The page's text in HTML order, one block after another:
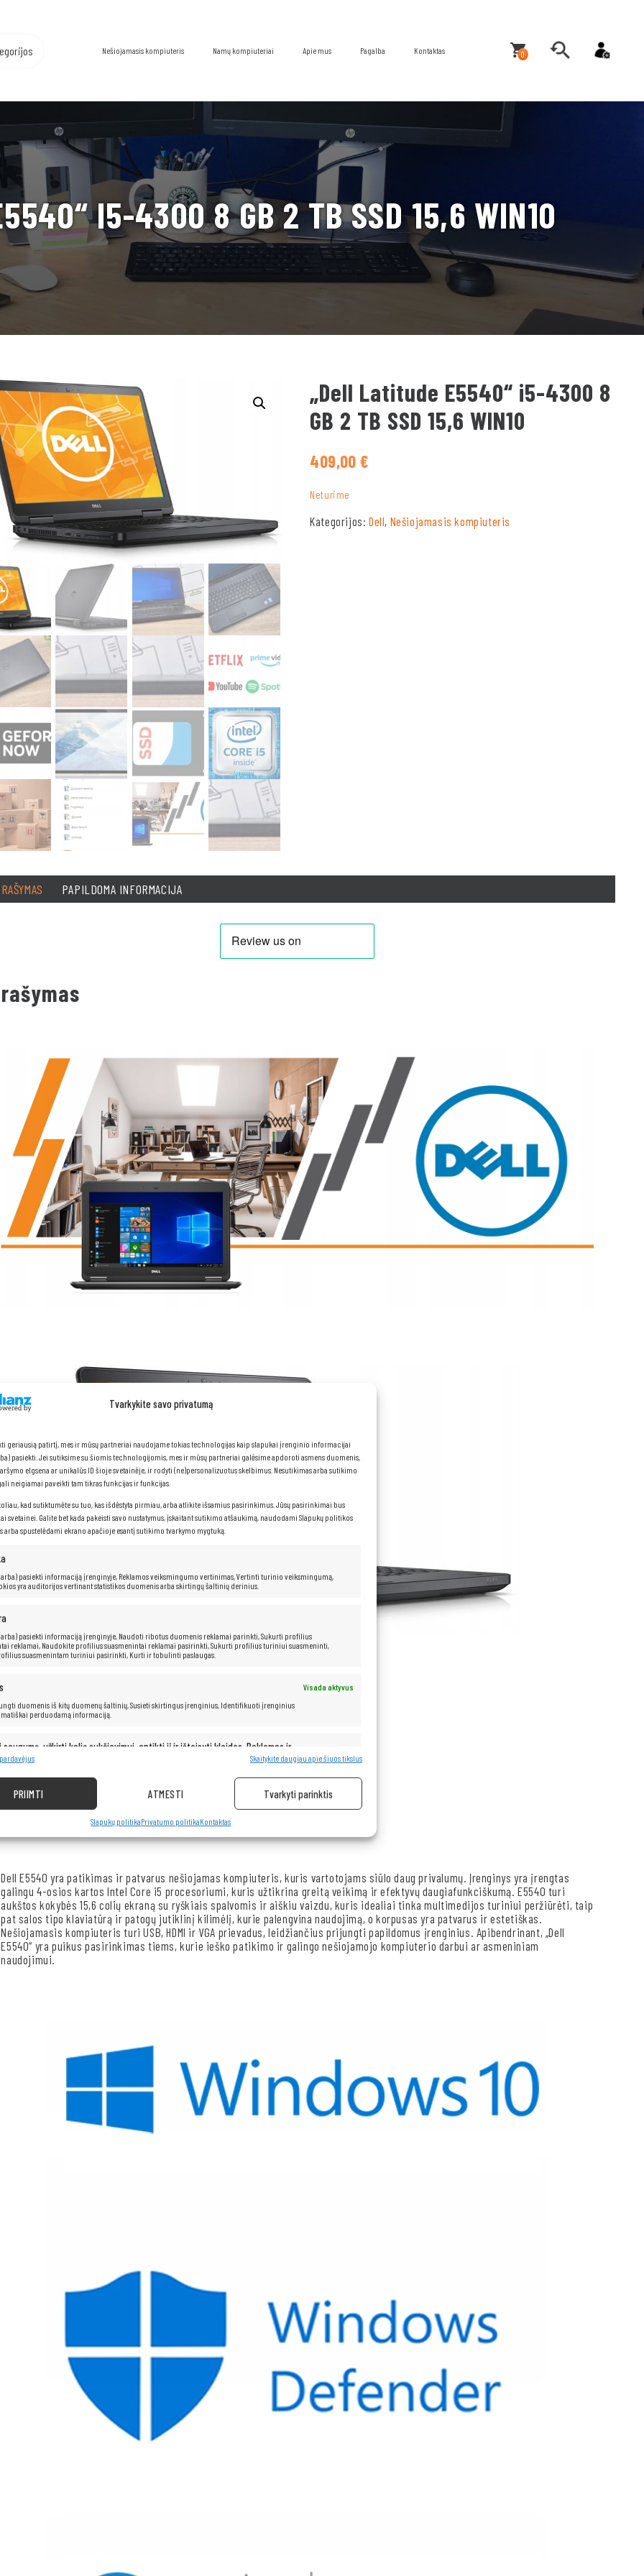
Tvarkykite savo privatumą
geriausią patirtį, mes ir mūsų partneriai naudojame tokias technologijas kaip slapukai įrenginio informacijai
pasiekti. Jei sutiksime su šiomis technologijomis, mes ir mūsų partneriai galėsime apdoroti asmens duomenis,
elgsena ar unikalūs ID šioje svetainėje, ir rodyti (ne)personalizuotus skelbimus. Nesutikimas arba sutikimo
neigiamai paveikti tam tikras funkcijas ir funkcijas.
kad sutiktumėte su tuo, kas išdėstyta pirmiau, arba atlikite išsamius pasirinkimus. Jūsų pasirinkimai bus
svetainei. Galite bet kada pakeisti savo nustatymus, įskaitant sutikimo atšaukimą, naudodami Slapukų politikos
spustelėdami ekrano apačioje esantį sutikimo tvarkymo mygtuką.
pasiekti informaciją įrenginyje, Reklamos veiksmingumo vertinimas, Vertinti turinio veiksmingumą,
yra auditorijos vertinant statistikos duomenis arba skirtingų šaltinių derinius.
pasiekti informaciją įrenginyje, Naudoti ribotus duomenis reklamai parinkti, Sukurti profilius
reklamai, Naudokite profilius suasmenintai reklamai pasirinkti, Sukurti profilius turiniui suasmeninti,
suasmenintam turiniui pasirinkti, Kurti ir tobulinti paslaugas.
Visada aktyvus
duomenis iš kitų duomenų šaltinių, Susieti skirtingus įrenginius, Identifikuoti įrenginius
perduodamą informaciją.
saugumą, užkirti kelią sukčiavimui, aptikti jį ir ištaisyti klaidas, Reklamos ir
ir pateikimas.
Skaitykite daugiau apie šiuos tikslus
PRIIMTI ATMESTI Tvarkyti parinktis
Slapukų politikaPrivatumo politikaKontaktas
Nešiojamasis kompiuteris Namų kompiuteriai Apie mus Pagalba Kontaktas 0
I5-4300 8 GB 2 TB SSD 15,6 WIN10
„Dell Latitude E5540“ i5-4300 8
GB 2 TB SSD 15,6 WIN10
409,00€
Neturime
Kategorijos: Dell, Nešiojamasis kompiuteris
PAPILDOMA INFORMACIJA
„Dell Latitude E5540“
RAM: 8GB
Kietasis diskas:
2 TB SSD
Dell E5540 yra patikimas ir patvarus nešiojamas kompiuteris, kuris vartotojams siūlo daug privalumų. Įrenginys yra įrengtas
galingu 4-osios kartos Intel Core i5 procesoriumi, kuris užtikrina greitą veikimą ir efektyvų daugiafunkciškumą. E5540 turi
aukštos kokybės 15,6 colių ekraną su ryškiais spalvomis ir aiškiu vaizdu, kuris idealiai tinka multimedijos turiniui peržiūrėti, taip
pat salos tipo klaviatūrą ir patogų jutiklinį kilimėlį, kurie palengvina naudojimą, o korpusas yra patvarus ir estetiškas.
Nešiojamasis kompiuteris turi USB, HDMI ir VGA prievadus, leidžiančius prijungti papildomus įrenginius. Apibendrinant, „Dell
E5540“ yra puikus pasirinkimas tiems, kurie ieško patikimo ir galingo nešiojamojo kompiuterio darbui ar asmeniniam
naudojimui.